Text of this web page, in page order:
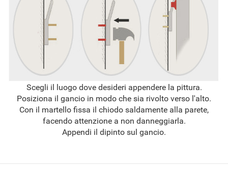
Scegli il luogo dove desideri appendere la pittura.
Posiziona il gancio in modo che sia rivolto verso l'alto.
Con il martello fissa il chiodo saldamente alla parete,
facendo attenzione a non danneggiarla.
Appendi il dipinto sul gancio.